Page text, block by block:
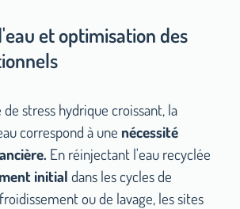
et optimisation des
stress hydrique croissant, la
correspond à une nécessité
En réinjectant l'eau recyclée
initialdans les cycles de
ou de lavage, les sites